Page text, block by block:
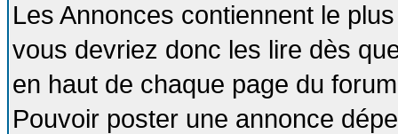
Les Annonces contiennent le
vous devriez donc les lire dès
en haut de chaque page du
Pouvoir poster une annonce